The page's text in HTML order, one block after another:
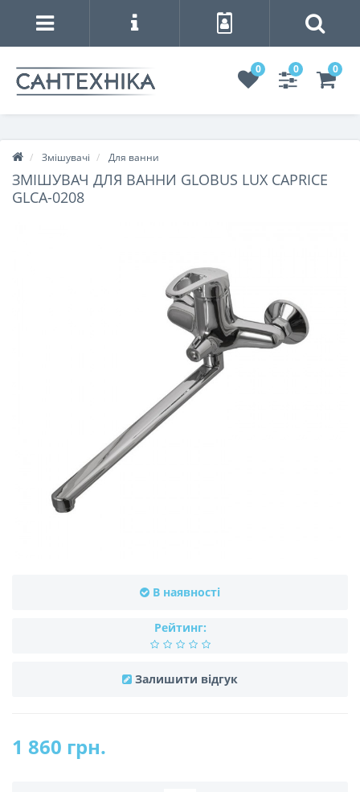
0 0 0
Змішувачі Для ванни
ЗМІШУВАЧ ДЛЯ ВАННИ GLOBUS LUX CAPRICE
GLCA-0208
В наявності
Рейтинг:
Залишити відгук
1 860 грн.